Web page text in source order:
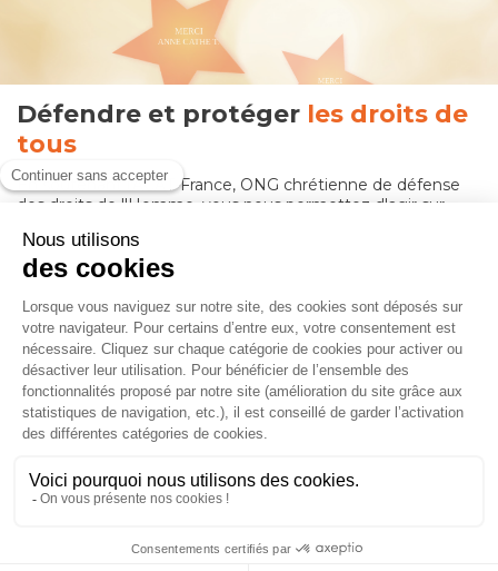
MERCI
ANNE CATHE T.
MERCI
Défendre et protéger les droits de
tous
En soutenant l'ACAT-France, ONG chrétienne de défense
des droits de l'Homme, vous nous permettez d'agir sur
sensibilisation, plaidoyer, actions en justice,
accompagnement, et vous contribuez à construire un
ans
au service de la dignité humaine
25 500
membres adhérents et donateurs
222 groupes ACAT agissant en France
contact
pour l'ACAT-France © 2024